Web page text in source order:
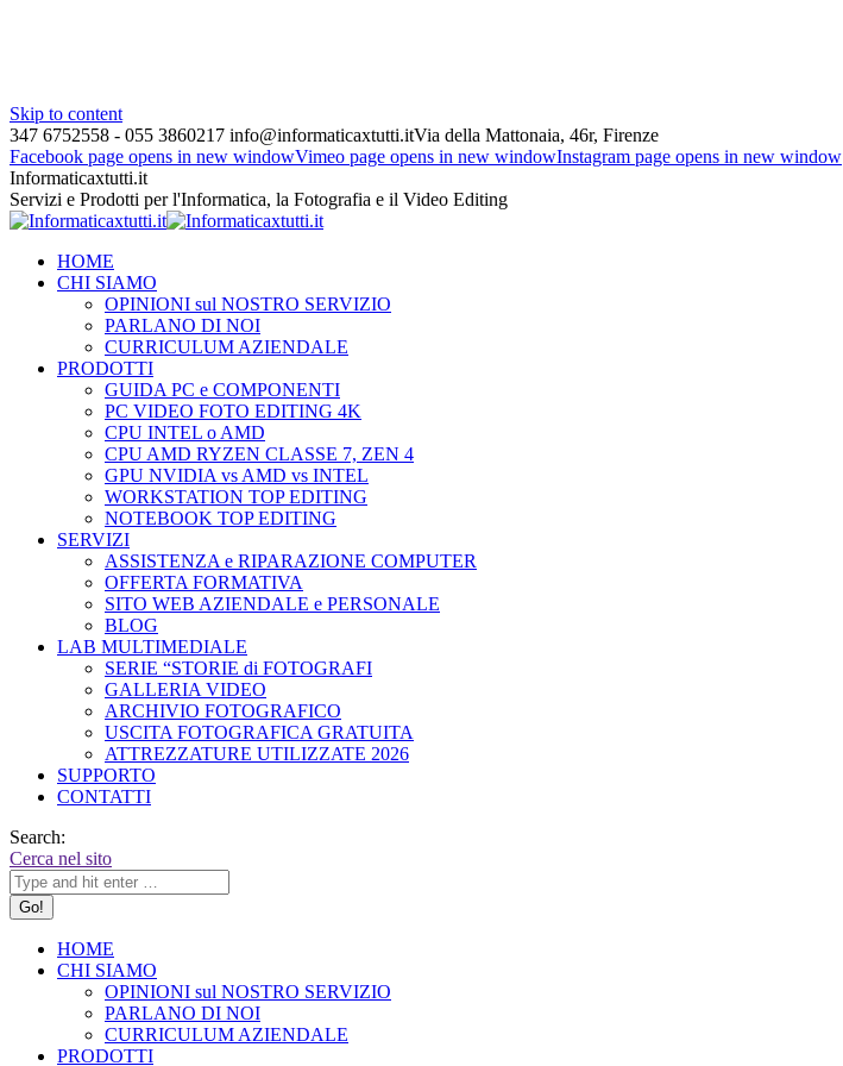
Skip to content
347 6752558 - 055 3860217 info@informaticaxtutti.itVia della Mattonaia, 46r, Firenze
Facebook page opens in new windowVimeo page opens in new windowInstagram page opens in new window
Informaticaxtutti.it
Servizi e Prodotti per l'Informatica, la Fotografia e il Video Editing
HOME
CHI SIAMO
OPINIONI sul NOSTRO SERVIZIO
PARLANO DI NOI
CURRICULUM AZIENDALE
PRODOTTI
GUIDA PC e COMPONENTI
PC VIDEO FOTO EDITING 4K
CPU INTEL o AMD
CPU AMD RYZEN CLASSE 7, ZEN 4
GPU NVIDIA vs AMD vs INTEL
WORKSTATION TOP EDITING
NOTEBOOK TOP EDITING
SERVIZI
ASSISTENZA e RIPARAZIONE COMPUTER
OFFERTA FORMATIVA
SITO WEB AZIENDALE e PERSONALE
BLOG
LAB MULTIMEDIALE
SERIE “STORIE di FOTOGRAFI
GALLERIA VIDEO
ARCHIVIO FOTOGRAFICO
USCITA FOTOGRAFICA GRATUITA
ATTREZZATURE UTILIZZATE 2026
SUPPORTO
CONTATTI
Search:
Cerca nel sito
HOME
CHI SIAMO
OPINIONI sul NOSTRO SERVIZIO
PARLANO DI NOI
CURRICULUM AZIENDALE
PRODOTTI